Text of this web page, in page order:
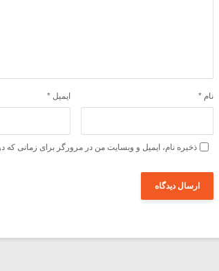
نام * ایمیل *
ذخیره نام، ایمیل و وبسایت من در مرورگر برای زمانی که